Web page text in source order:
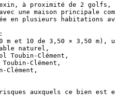
à proximité de 2
une maison principale
en plusieurs
m et 10 de 3,50 × 3,50
naturel,
Toubin-Clément,
Clément,
Clément,
auxquels ce bien est